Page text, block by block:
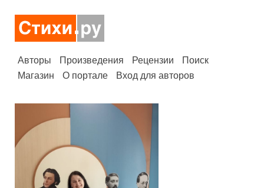
Авторы Произведения Рецензии
Поиск
Магазин
О портале Вход для авторов